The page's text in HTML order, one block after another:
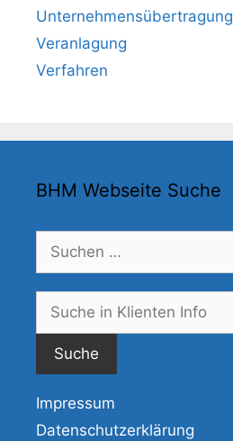
Unternehmensübertragung
Veranlagung
Verfahren
BHM Webseite Suche
Suchen
nach:
Impressum
Datenschutzerklärung